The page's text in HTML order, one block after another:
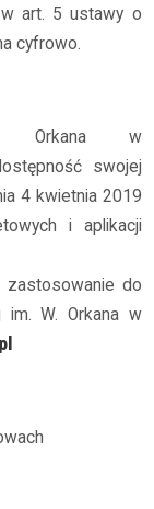
w art. 5 ustawy o
cyfrowo.
Orkana w
swojej
4 kwietnia 2019
i aplikacji
zastosowanie do
im. W. Orkana w